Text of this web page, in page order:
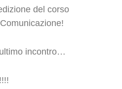
del corso
incontro…